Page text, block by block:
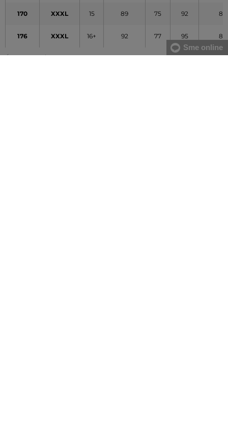
Údaje v tabuľke majú orientačný charakter
170 XXXL 15 89 75 92 80
176 XXXL 16+ 92 77 95 82
Sme online